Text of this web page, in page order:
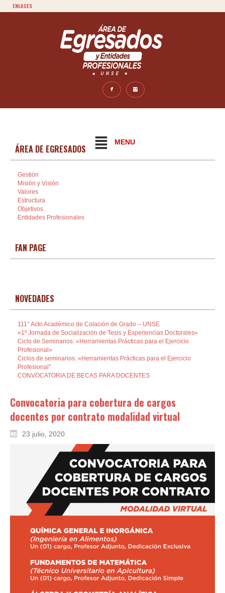
ENLACES
MENU
ÁREA DE EGRESADOS
Gestión
Misión y Visión
Valores
Estructura
Objetivos
Entidades Profesionales
FAN PAGE
NOVEDADES
111° Acto Académico de Colación de Grado – UNSE
«1º Jornada de Socialización de Tesis y Experiencias Doctorales»
Ciclo de Seminarios: «Herramientas Prácticas para el Ejercicio
Profesional»
Ciclos de seminarios: «Herramientas Prácticas para el Ejercicio
Profesional”
CONVOCATORIA DE BECAS PARA DOCENTES
Convocatoria para cobertura de cargos
docentes por contrato modalidad virtual
23 julio, 2020